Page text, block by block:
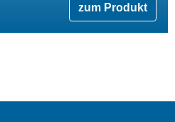
zum Produkt